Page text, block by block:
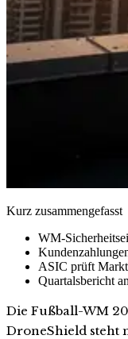
Kurz zusammengefasst
WM-
ASIC prüft
Quartalsbericht
Die Fußball-WM
DroneShield steht